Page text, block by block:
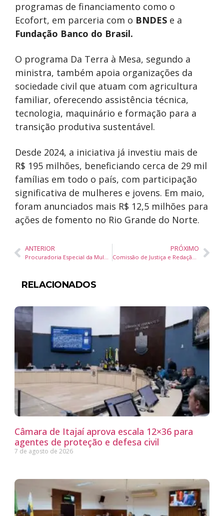
programas de financiamento como o
Ecofort, em parceria com o BNDES e a
Fundação Banco do Brasil.
O programa Da Terra à Mesa, segundo a
ministra, também apoia organizações da
sociedade civil que atuam com agricultura
familiar, oferecendo assistência técnica,
tecnologia, maquinário e formação para a
transição produtiva sustentável.
Desde 2024, a iniciativa já investiu mais de
R$ 195 milhões, beneficiando cerca de 29 mil
famílias em todo o país, com participação
significativa de mulheres e jovens. Em maio,
foram anunciados mais R$ 12,5 milhões para
ações de fomento no Rio Grande do Norte.
ANTERIOR
Procuradoria Especial da Mulher participa de ação sobre saúde mental materna em Balneário Camboriú
PRÓXIMO
Comissão de Justiça e Redação da Câmara de Balneário Camboriú aprova oito pareceres a projetos
RELACIONADOS
Câmara de Itajaí aprova escala 12×36 para
agentes de proteção e defesa civil
7 de agosto de 2026